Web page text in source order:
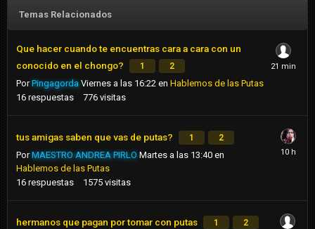
Temas Relacionados
Que hacer cuando te encuentras cara a cara con un
conocido en el chongo?
1 2
PorPingagorda Viernes a las 16:22 en Hablemos de las Putas
16 respuestas 776 visitas
tus amigas saben que vas de putas? 1 2
PorMAESTRO ANDREA PIRLO Martes a las 13:40 en
Hablemos de las Putas
16 respuestas 1575 visitas
hermanos que pagan por tomar con putas 1 2